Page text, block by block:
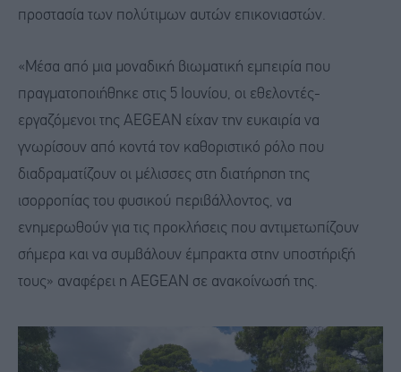
προστασία των πολύτιμων αυτών επικονιαστών.
«Μέσα από μια μοναδική βιωματική εμπειρία που
πραγματοποιήθηκε στις 5 Ιουνίου, οι εθελοντές-
εργαζόμενοι της AEGEAN είχαν την ευκαιρία να
γνωρίσουν από κοντά τον καθοριστικό ρόλο που
διαδραματίζουν οι μέλισσες στη διατήρηση της
ισορροπίας του φυσικού περιβάλλοντος, να
ενημερωθούν για τις προκλήσεις που αντιμετωπίζουν
σήμερα και να συμβάλουν έμπρακτα στην υποστήριξή
τους» αναφέρει η AEGEAN σε ανακοίνωσή της.